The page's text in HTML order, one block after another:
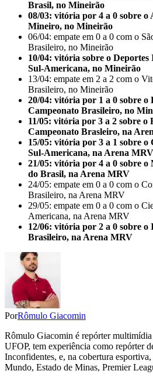
Brasil, no Mineirão
08/03: vitória por 4 a 0 sobre o
Mineiro, no Mineirão
06/04: empate em 0 a 0 com o
Brasileiro, no Mineirão
10/04: vitória sobre o
Sul-Americana, no Mineirão
13/04: empate em 2 a 2 com o
Brasileiro, no Mineirão
20/04: vitória por 1 a 0 sobre o
Campeonato Brasileiro, no
11/05: vitória por 3 a 2 sobre o
Campeonato Brasleiro, na
15/05: vitória por 3 a 1 sobre o
Sul-Americana, na Arena MRV
21/05: vitória por 4 a 0 sobre
do Brasil, na Arena MRV
24/05: empate em 0 a 0 com o
Brasileiro, na Arena MRV
29/05: empate em 0 a 0 com o
Americana, na Arena MRV
12/06: vitória por 2 a 0 sobre
Brasileiro, na Arena MRV
PorRômulo Giacomin
Rômulo Giacomin é repórter
UFOP, tem experiência como repórter
Inconfidentes, e, na cobertura
Mundo, Estado de Minas, Premier